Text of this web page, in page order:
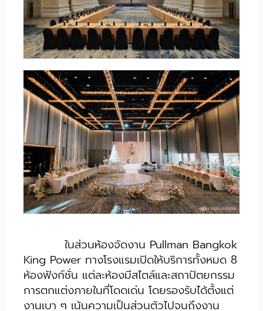
ในส่วนห้องจัดงาน Pullman Bangkok
King Power ทางโรงแรมเปิดให้บริการทั้งหมด 8
ห้องฟังก์ชั่น แต่ละห้องมีสไตล์และสถาปัตยกรรม
การตกแต่งภายในที่โดดเด่น โดยรองรับได้ตั้งแต่
งานเบา ๆ เน้นความเป็นส่วนตัวไปจนถึงงาน